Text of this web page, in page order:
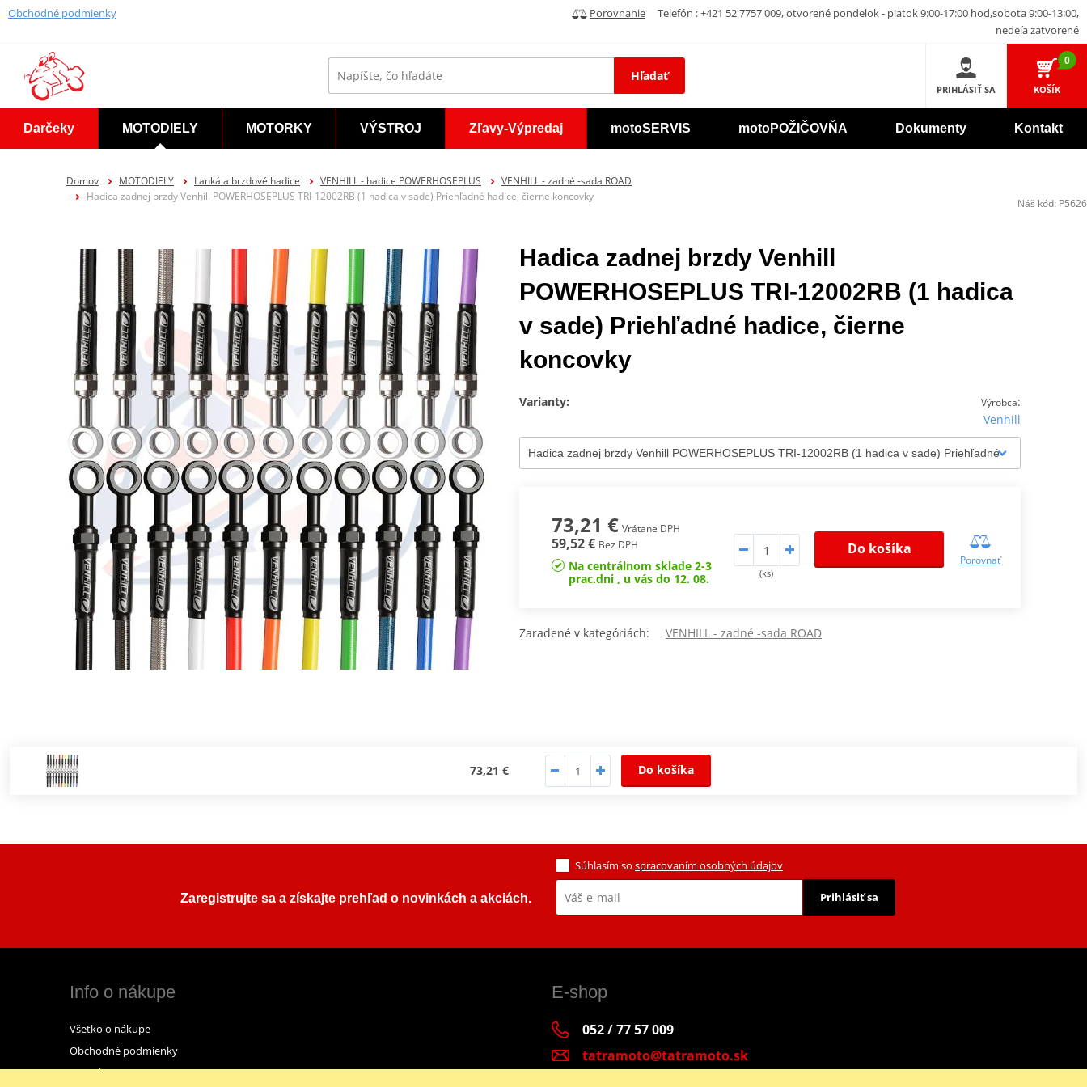
Obchodné podmienky Porovnanie
Telefón : +421 52 7757 009, otvorené pondelok - piatok 9:00-17:00 hod,sobota 9:00-13:00,
nedeľa zatvorené
Hľadať
PRIHLÁSIŤ SA
0
KOŠÍK
Darčeky MOTODIELY MOTORKY VÝSTROJ Zľavy-Výpredaj motoSERVIS motoPOŽIČOVŇA Dokumenty Kontakt
Domov MOTODIELY Lanká a brzdové hadice VENHILL - hadice POWERHOSEPLUS
VENHILL - zadné -sada ROAD
Hadica zadnej brzdy Venhill POWERHOSEPLUS TRI-12002RB (1 hadica v sade) Priehľadné hadice, čierne koncovky
Hadica zadnej brzdy Venhill
POWERHOSEPLUS TRI-12002RB (1 hadica
v sade) Priehľadné hadice, čierne
koncovky
Výrobca:
Venhill
Varianty:
73,21 € Vrátane DPH
59,52 € Bez DPH
Na centrálnom sklade 2-3
prac.dni , u vás do 12. 08.
(ks)
Do košíka
Porovnať
Zaradené v kategóriách: VENHILL - zadné -sada ROAD
73,21 € Do košíka
Náš kód: P5626
Zaregistrujte sa a získajte prehľad o novinkách a akciách.
Súhlasím so spracovaním osobných údajov
Prihlásiť sa
Info o nákupe
Všetko o nákupe
Obchodné podmienky
Kontakt
E-shop
052 / 77 57 009
tatramoto@tatramoto.sk